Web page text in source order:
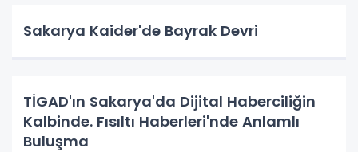
Sakarya Kaider'de Bayrak Devri
TİGAD'ın Sakarya'da Dijital Haberciliğin
Kalbinde. Fısıltı Haberleri'nde Anlamlı
Buluşma